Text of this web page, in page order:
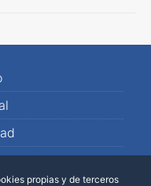
propias y de terceros